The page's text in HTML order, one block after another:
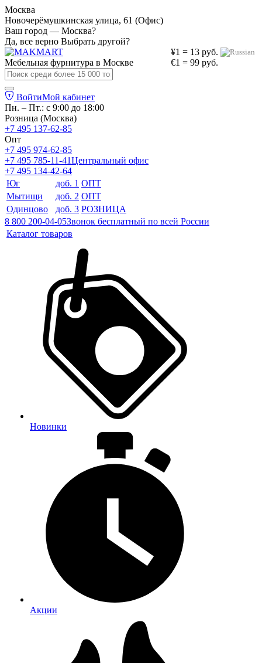
Москва
Новочерёмушкинская улица, 61 (Офис)
Ваш город — Москва?
Да, все верно Выбрать другой?
¥1 = 13 руб.
€1 = 99 руб.
Мебельная фурнитура в Москве
ВойтиМой кабинет
Пн. – Пт.: с 9:00 до 18:00
Розница (Москва)
+7 495 137-62-85
Опт
+7 495 974-62-85
+7 495 785-11-41Центральный офис
+7 495 134-42-64
Юг
доб. 1 ОПТ
Мытищи
доб. 2 ОПТ
Одинцово
доб. 3 РОЗНИЦА
8 800 200-04-05Звонок бесплатный по всей России
Каталог товаров
Новинки
Акции